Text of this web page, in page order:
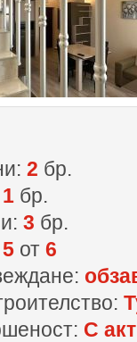
2 бр.
1 бр.
3 бр.
5 от 6
С